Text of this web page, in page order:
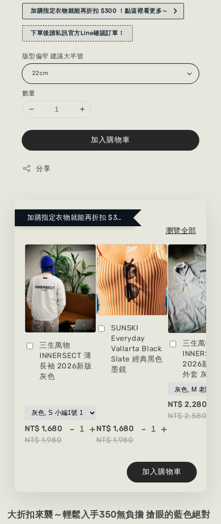
加購指定衣物就能再折扣 $300 ！點這裡看更多～
下單後請私訊官方Line確認訂單！
版型偏窄 建議大半號
數量
加入購物車
分享
加購指定衣物就能再折扣 $300 ！點這裡看更多～
瀏覽全部
三生萬物
INNERSECT 薄
長袖 2026新版
灰色
NT$ 1,680
NT$ 1,980
- +
SUNSKI
Everyday
Vallarta Black
Slate 經典黑色
墨鏡
NT$ 1,680
NT$ 1,980
- +
三生萬物
2026新版
外套 灰色
NT$ 2,280
NT$ 2,580
加入購物車
大折扣來襲～輕鬆入手350無負擔 搶眼的藍色絕對